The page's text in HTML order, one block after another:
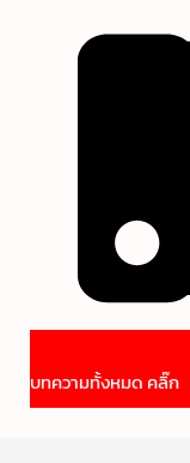
บทความทั้งหมด คลิ๊ก